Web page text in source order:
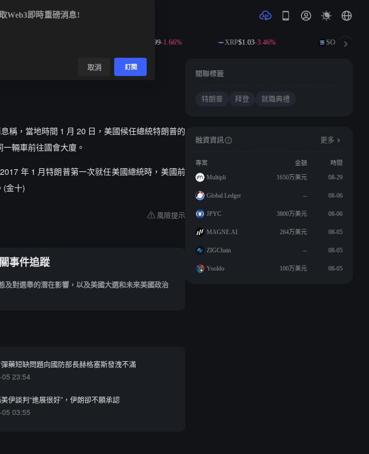
$589.99-1.66% XRP$1.03-3.46% SOL $72.58
稱，當地時間 1 月 20 日，美國候任總統特朗普的
輛車前往國會大廈。
年 1 月特朗普第一次就任美國總統時，美國前
(金十)
風險提示
事件追蹤
對選舉的潛在影響，以及美國大選和未來美國政治
藥短缺問題向國防部長赫格塞斯發洩不滿
23:54
伊談判“進展很好”，伊朗卻不願承認
03:55
關聯標籤
特朗普 拜登 就職典禮
融資資訊 更多
專案 金額
時間
Multipli
1650万美元 08-29
Global Ledger -- 08-06
JPYC 3800万美元 08-06
MAGNE.AI 264万美元 08-05
ZIGChain -- 08-05
Yooldo 100万美元 08-05
Web3即時重磅消息!
取消 訂閱